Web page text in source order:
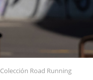
Colección Road Running